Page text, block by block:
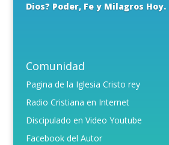
Dios? Poder, Fe y Milagros Hoy.
Comunidad
Pagina de la Iglesia Cristo rey
Radio Cristiana en Internet
Discipulado en Video Youtube
Facebook del Autor